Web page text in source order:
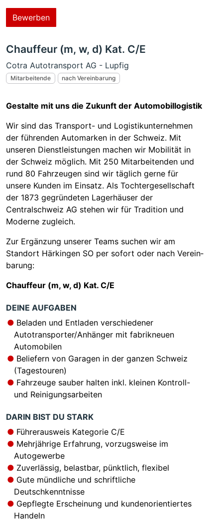
Bewerben
Chauffeur (m, w, d) Kat. C/E
Cotra Autotransport AG - Lupfig
Mitarbeitende nach Vereinbarung
Gestalte mit uns die Zukunft der Automobillogistik
Wir sind das Transport- und Logistikunternehmen
der führenden Automarken in der Schweiz. Mit
unseren Dienstleistungen machen wir Mobilität in
der Schweiz möglich. Mit 250 Mitarbeitenden und
rund 80 Fahrzeugen sind wir täglich gerne für
unsere Kunden im Einsatz. Als Tochtergesellschaft
der 1873 gegründeten Lagerhäuser der
Centralschweiz AG stehen wir für Tradition und
Moderne zugleich.
Zur Ergänzung unserer Teams suchen wir am
Standort Härkingen SO per sofort oder nach Ver­ein­
ba­rung:
Chauffeur (m, w, d) Kat. C/E
DEINE AUFGABEN
Beladen und Entladen verschiedener
Autotransporter/Anhänger mit fabrikneuen
Automobilen
Beliefern von Garagen in der ganzen Schweiz
(Tagestouren)
Fahrzeuge sauber halten inkl. kleinen Kontroll-
und Reinigungsarbeiten
DARIN BIST DU STARK
Führerausweis Kategorie C/E
Mehrjährige Erfahrung, vorzugsweise im
Autogewerbe
Zuverlässig, belastbar, pünktlich, flexibel
Gute mündliche und schriftliche
Deutschkenntnisse
Gepflegte Erscheinung und kundenorientiertes
Handeln